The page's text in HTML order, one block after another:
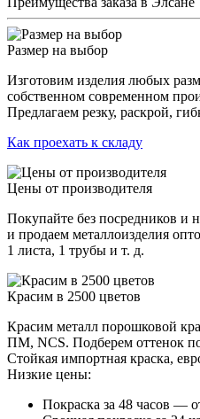
Размер на выбор
Изготовим изделия любых
собственном современном
Предлагаем резку, раскрой,
Как проехать к складу
Цены от производителя
Покупайте без посредников и
и продаем металлоизделия
1 листа, 1 трубы и т. д.
Красим в 2500 цветов
Красим металл порошковой
ПМ, NCS. Подберем оттенок
Стойкая импортная краска,
Низкие цены:
Покраска за 48 часов —